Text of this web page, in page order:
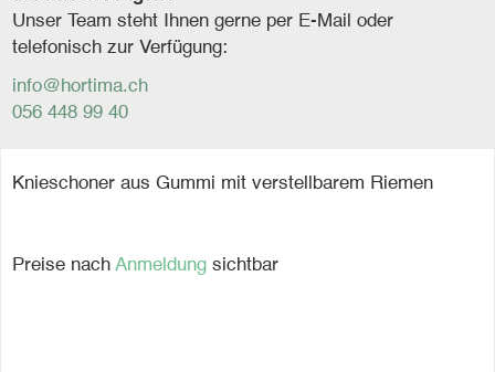
Unser Team steht Ihnen gerne per E-Mail oder
telefonisch zur Verfügung:
info@hortima.ch
056 448 99 40
Knieschoner aus Gummi mit verstellbarem Riemen
Preise nach Anmeldung sichtbar